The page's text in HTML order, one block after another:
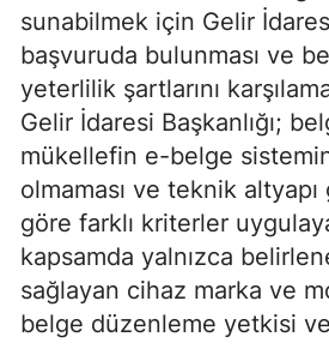
sunabilmek için Gelir İdaresi
başvuruda bulunması ve
yeterlilik şartlarını
Gelir İdaresi Başkanlığı;
mükellefin e-belge
olmaması ve teknik
göre farklı kriterler
kapsamda yalnızca
sağlayan cihaz marka ve
belge düzenleme yetkisi